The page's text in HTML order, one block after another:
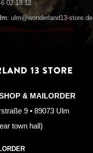
6 02 18 12
ulm@wonderland13-store.de
13 STORE
& MAILORDER
9 • 89073 Ulm
town hall)